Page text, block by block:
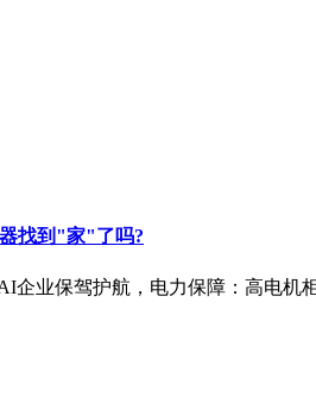
找到"家"了吗?
企业保驾护航，电力保障：高电机